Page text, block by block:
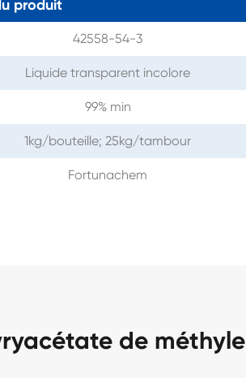
produit
42558-54-3
Liquide transparent incolore
99% min
1kg/bouteille; 25kg/tambour
Fortunachem
de méthyle